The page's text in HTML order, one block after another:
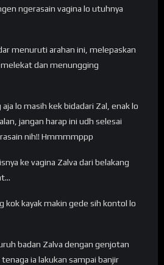
ngerasain vagina lo utuhnya
menuruti arahan ini, melepaskan
dan menungging
lo masih kek bidadari Zal, enak lo
jangan harap ini udh selesai
nih!! Hmmmmppp
ke vagina Zalva dari belakang
kok kayak makin gede sih kontol lo
badan Zalva dengan genjotan
ia lakukan sampai banjir